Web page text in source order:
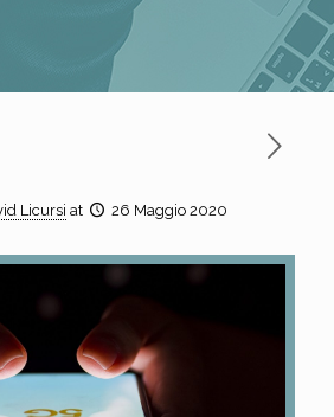
Licursi at 26 Maggio 2020